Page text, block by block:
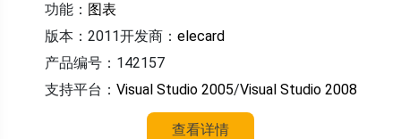
功能： 图表
版本：2011开发商： elecard
产品编号：142157
支持平台： Visual Studio 2005/Visual Studio 2008
查看详情